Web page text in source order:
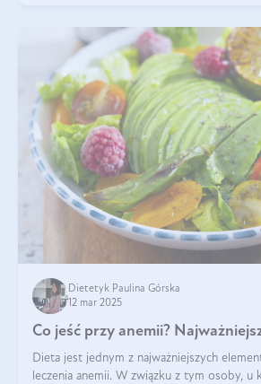
Dietetyk Paulina Górska
12 mar 2025
Co jeść przy anemii?
Dieta jest jednym z najważniejszych
leczenia anemii. W związku z tym osoby, u